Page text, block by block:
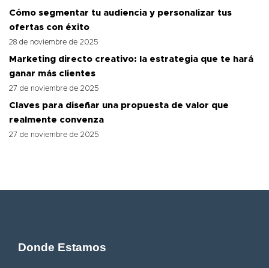
Cómo segmentar tu audiencia y personalizar tus
ofertas con éxito
28 de noviembre de 2025
Marketing directo creativo: la estrategia que te hará
ganar más clientes
27 de noviembre de 2025
Claves para diseñar una propuesta de valor que
realmente convenza
27 de noviembre de 2025
Donde Estamos